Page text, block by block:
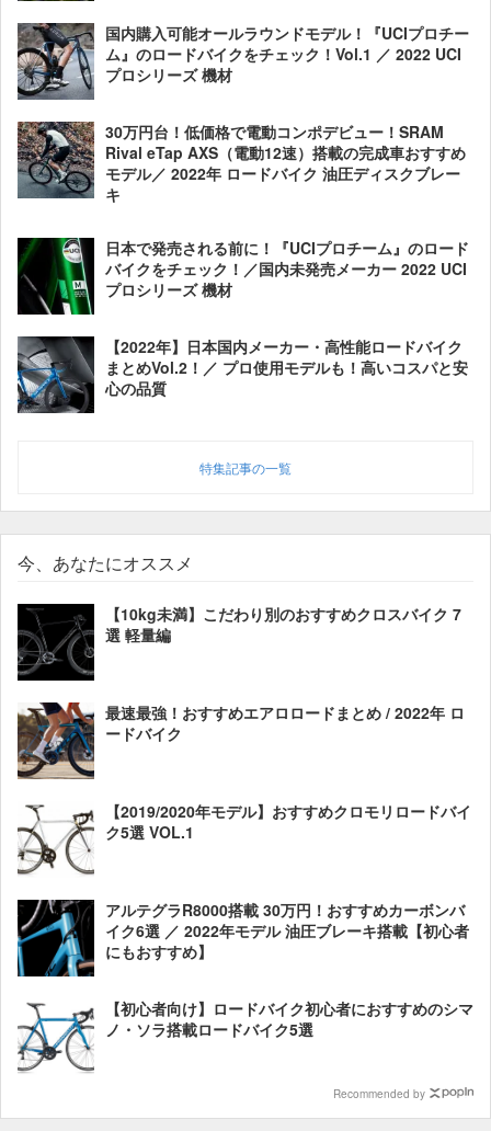
国内購入可能オールラウンドモデル！『UCIプロチー
ム』のロードバイクをチェック！Vol.1 ／ 2022 UCI
プロシリーズ 機材
30万円台！低価格で電動コンポデビュー！SRAM
Rival eTap AXS（電動12速）搭載の完成車おすすめ
モデル／ 2022年 ロードバイク 油圧ディスクブレー
キ
日本で発売される前に！『UCIプロチーム』のロード
バイクをチェック！／国内未発売メーカー 2022 UCI
プロシリーズ 機材
【2022年】日本国内メーカー・高性能ロードバイク
まとめVol.2！／ プロ使用モデルも！高いコスパと安
心の品質
特集記事の一覧
今、あなたにオススメ
【10kg未満】こだわり別のおすすめクロスバイク 7
選 軽量編
最速最強！おすすめエアロロードまとめ / 2022年 ロ
ードバイク
【2019/2020年モデル】おすすめクロモリロードバイ
ク5選 VOL.1
アルテグラR8000搭載 30万円！おすすめカーボンバ
イク6選 ／ 2022年モデル 油圧ブレーキ搭載【初心者
にもおすすめ】
【初心者向け】ロードバイク初心者におすすめのシマ
ノ・ソラ搭載ロードバイク5選
Recommended by